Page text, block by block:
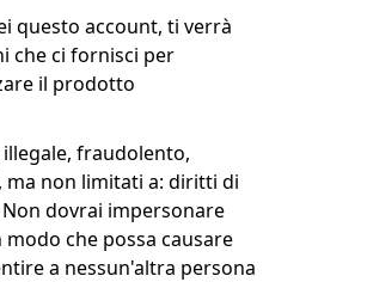
questo account, ti verrà
che ci fornisci per
il prodotto
fraudolento,
ma non limitati a: diritti di
dovrai impersonare
che possa causare
a nessun'altra persona